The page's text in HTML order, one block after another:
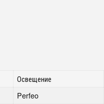
Освещение
Perfeo